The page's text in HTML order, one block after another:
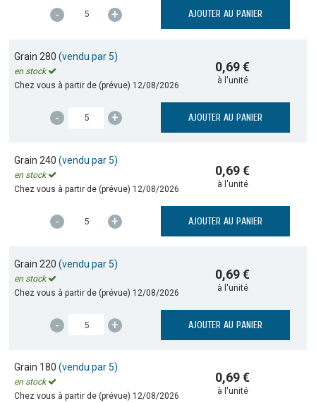
- + AJOUTER AU PANIER
Grain 280(vendu par 5)
en stock
Chez vous à partir de (prévue) 12/08/2026
0,69 €
à l'unité
- + AJOUTER AU PANIER
Grain 240(vendu par 5)
en stock
Chez vous à partir de (prévue) 12/08/2026
0,69 €
à l'unité
- + AJOUTER AU PANIER
Grain 220(vendu par 5)
en stock
Chez vous à partir de (prévue) 12/08/2026
0,69 €
à l'unité
- + AJOUTER AU PANIER
Grain 180(vendu par 5)
en stock
Chez vous à partir de (prévue) 12/08/2026
0,69 €
à l'unité